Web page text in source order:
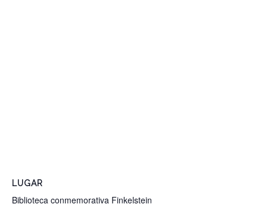
LUGAR
Biblioteca conmemorativa Finkelstein